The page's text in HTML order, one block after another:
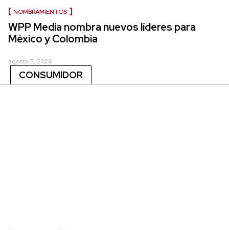
NOMBRAMIENTOS
WPP Media nombra nuevos líderes para
México y Colombia
agosto 5, 2026
CONSUMIDOR